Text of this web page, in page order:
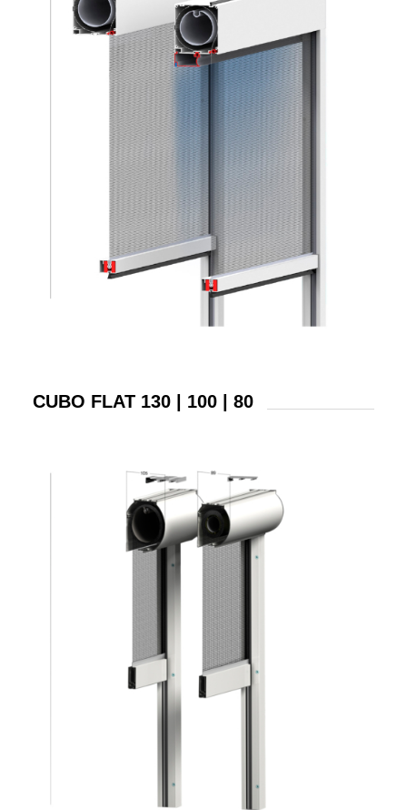
CUBO FLAT 130 | 100 | 80